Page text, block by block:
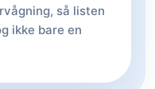
så listen
ikke bare en